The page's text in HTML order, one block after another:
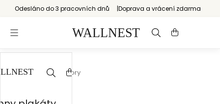
Odesláno do 3 pracovních dnů Doprava a vrácení zdarma
Start / Fantazijní vzory